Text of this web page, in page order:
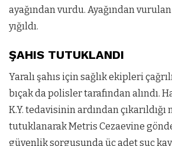
ayağından vurdu. Ayağından vurulan
yığıldı.
ŞAHIS TUTUKLANDI
Yaralı şahıs için sağlık ekipleri
bıçak da polisler tarafından alındı.
K.Y. tedavisinin ardından çıkarıldığı
tutuklanarak Metris Cezaevine
güvenlik sorgusunda üç adet suç